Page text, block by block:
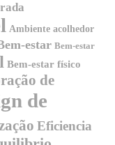
Ambiente acolhedor
estar Bem-estar
Bem-estar físico
de
de
Eficiencia